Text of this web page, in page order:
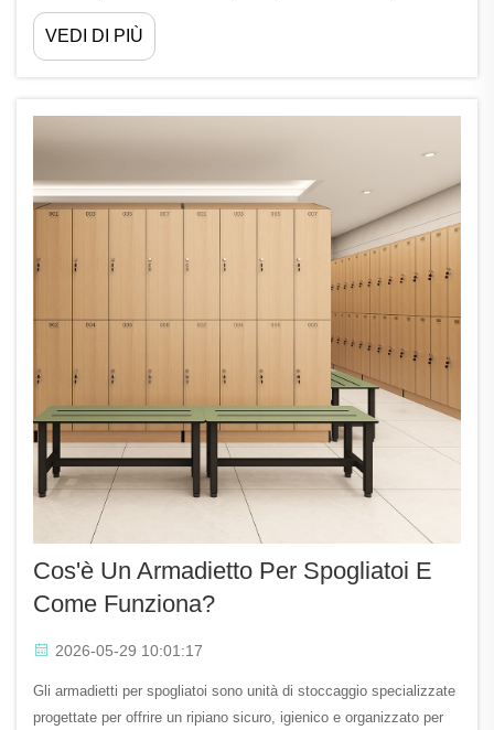
raramente dipende da un singolo fattore. L’ambiente in cui
l’armadietto verrà installato, il numero di utenti giornalieri, il tipo di
VEDI DI PIÙ
Cos'è Un Armadietto Per Spogliatoi E
Come Funziona?
2026-05-29 10:01:17
Gli armadietti per spogliatoi sono unità di stoccaggio specializzate
progettate per offrire un ripiano sicuro, igienico e organizzato per